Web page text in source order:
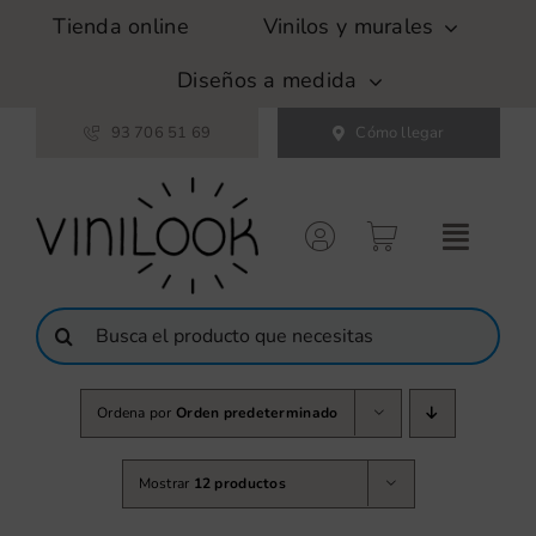
SaltarTienda online
Vinilos y murales
Diseños a medida
93 706 51 69 Cómo llegar
Buscar:
Ordena por Orden predeterminado
Mostrar 12 productos